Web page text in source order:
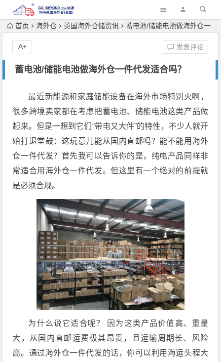
首页 海外仓 英国海外仓储资讯 蓄电池/储能电池做海外仓一件代发适合吗？
蓄电池/储能电池做海外仓一件代发适合吗？
发表评论
A+
最近新能源和家庭储能设备在海外市场特别火啊，
很多跨境卖家都在考虑把蓄电池、储能电池这类产品做
起来。但是一想到它们“带电又大件”的特性，不少人就开
始打退堂鼓：这玩意儿能从国内直邮吗？能不能用海外
仓一件代发？首先我可以告诉你的是，纯电产品同样非
常适合用海外仓一件代发。但这里有一个绝对的前提就
是必须合规。
为什么说它适合呢？ 因为这类产品价值高、重量
大，从国内直邮运费极其昂贵，且运输周期长、风险
高。通过海外仓一件代发的话，你可以利用海运头程大